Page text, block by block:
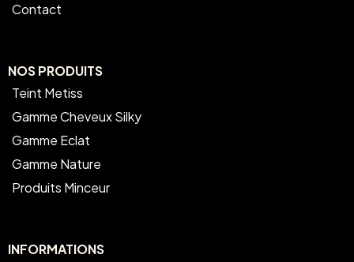
Contact
NOS PRODUITS
Teint Metiss
Gamme Cheveux Silky
Gamme Eclat
Gamme Nature
Produits Minceur
INFORMATIONS